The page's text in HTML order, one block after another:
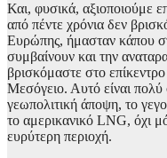
Και, φυσικά, αξιοποιούμε
από πέντε χρόνια δεν
Ευρώπης, ήμασταν κάπου
συμβαίνουν και την
βρισκόμαστε στο
Μεσόγειο. Αυτό είναι
γεωπολιτική άποψη, το
το αμερικανικό LNG, όχι
ευρύτερη περιοχή.